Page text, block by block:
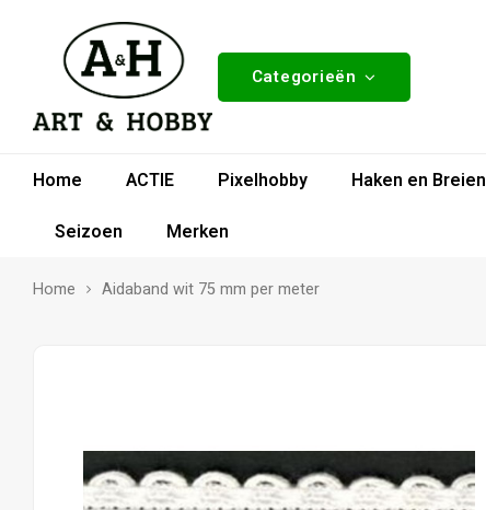
Categorieën
Home ACTIE Pixelhobby Haken en Breien
Seizoen
Merken
Home Aidaband wit 75 mm per meter